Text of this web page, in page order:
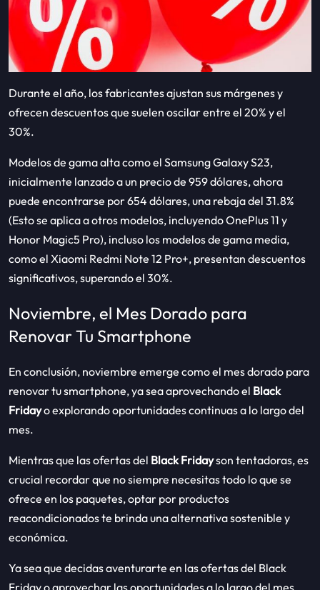
Durante el año, los fabricantes ajustan sus márgenes y
ofrecen descuentos que suelen oscilar entre el 20% y el
30%.
Modelos de gama alta como el Samsung Galaxy S23,
inicialmente lanzado a un precio de 959 dólares, ahora
puede encontrarse por 654 dólares, una rebaja del 31.8%
(Esto se aplica a otros modelos, incluyendo OnePlus 11 y
Honor Magic5 Pro), incluso los modelos de gama media,
como el Xiaomi Redmi Note 12 Pro+, presentan descuentos
significativos, superando el 30%.
Noviembre, el Mes Dorado para
Renovar Tu Smartphone
En conclusión, noviembre emerge como el mes dorado para
renovar tu smartphone, ya sea aprovechando el Black
Fridayo explorando oportunidades continuas a lo largo del
mes.
Mientras que las ofertas del Black Fridayson tentadoras, es
crucial recordar que no siempre necesitas todo lo que se
ofrece en los paquetes, optar por productos
reacondicionados te brinda una alternativa sostenible y
económica.
Ya sea que decidas aventurarte en las ofertas del Black
Friday o aprovechar las oportunidades a lo largo del mes,